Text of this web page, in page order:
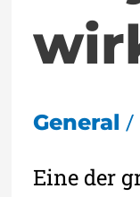
General /
Eine der